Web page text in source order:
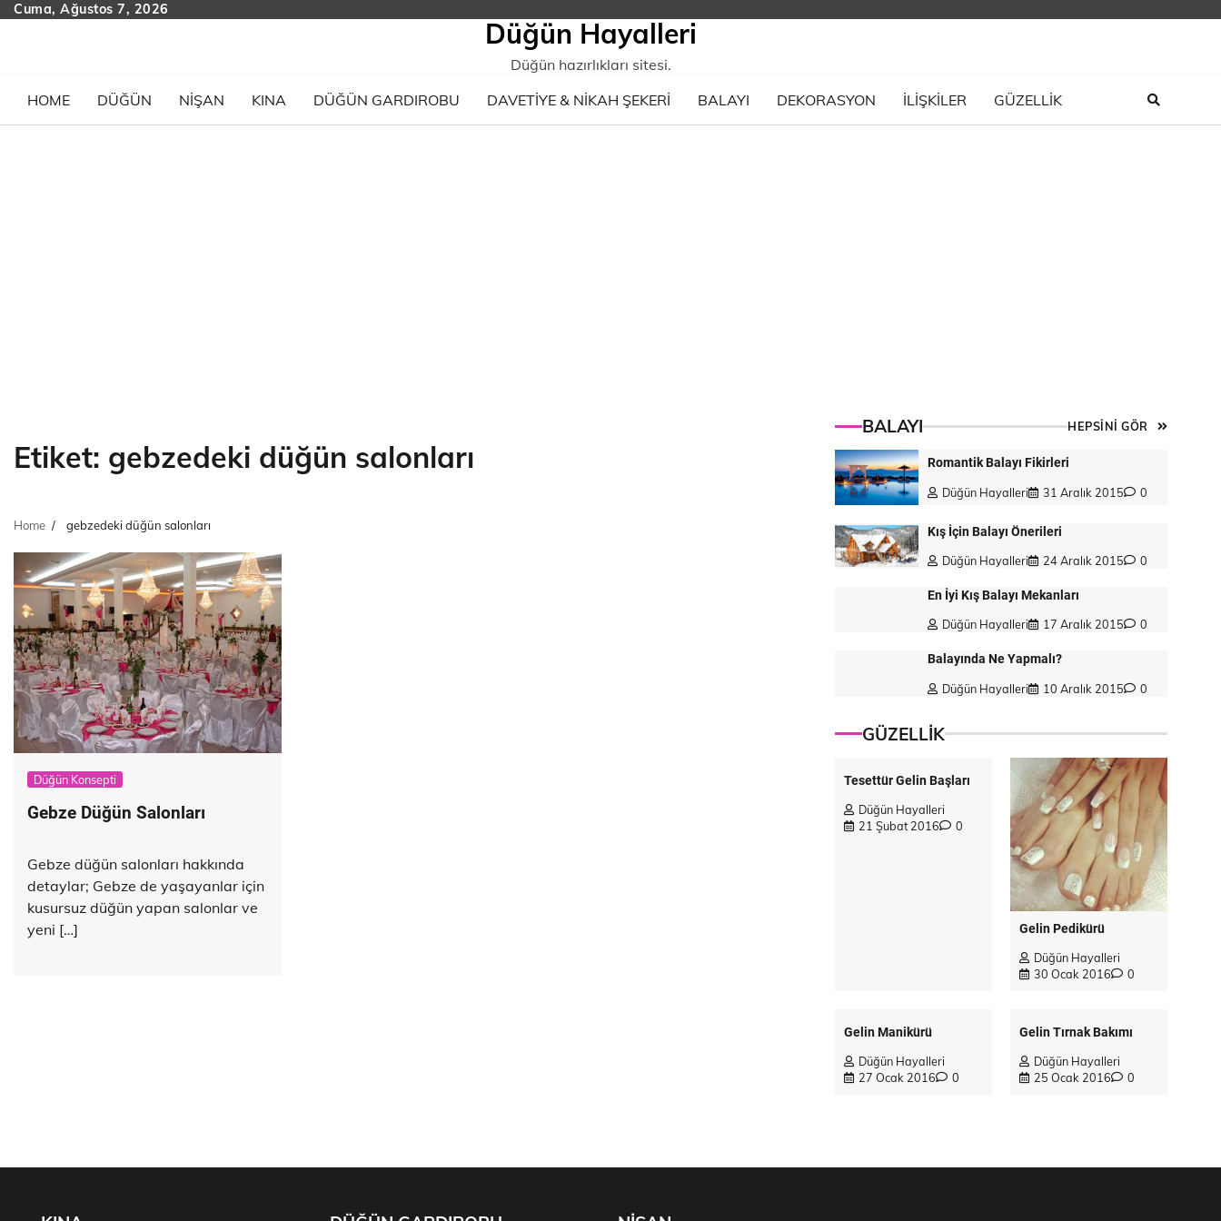
SkipCuma, Ağustos 7, 2026
Düğün Hayalleri
Düğün hazırlıkları sitesi.
HOME
DÜĞÜN NIŞAN KINA DÜĞÜN GARDIROBU DAVETIYE & NIKAH ŞEKERI BALAYI DEKORASYON İLIŞKILER GÜZELLİK
Etiket: gebzedeki düğün salonları
Home gebzedeki düğün salonları
Düğün Konsepti
Gebze Düğün Salonları
Gebze düğün salonları hakkında
detaylar; Gebze de yaşayanlar için
kusursuz düğün yapan salonlar ve
yeni […]
BALAYI HEPSİNİ GÖR
Romantik Balayı Fikirleri
Düğün Hayalleri 31 Aralık 2015 0
Kış İçin Balayı Önerileri
Düğün Hayalleri 24 Aralık 2015 0
En İyi Kış Balayı Mekanları
Düğün Hayalleri 17 Aralık 2015 0
Balayında Ne Yapmalı?
Düğün Hayalleri 10 Aralık 2015 0
GÜZELLİK
Tesettür Gelin Başları
Düğün Hayalleri
21 Şubat 2016
0
Gelin Pedikürü
Düğün Hayalleri
30 Ocak 2016
0
Gelin Manikürü
Düğün Hayalleri
27 Ocak 2016
0
Gelin Tırnak Bakımı
Düğün Hayalleri
25 Ocak 2016
0